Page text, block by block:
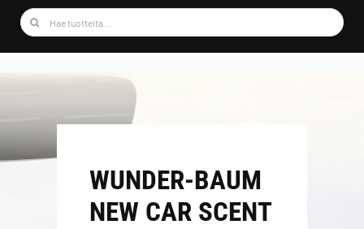
Etsi
WUNDER-BAUM
NEW CAR SCENT